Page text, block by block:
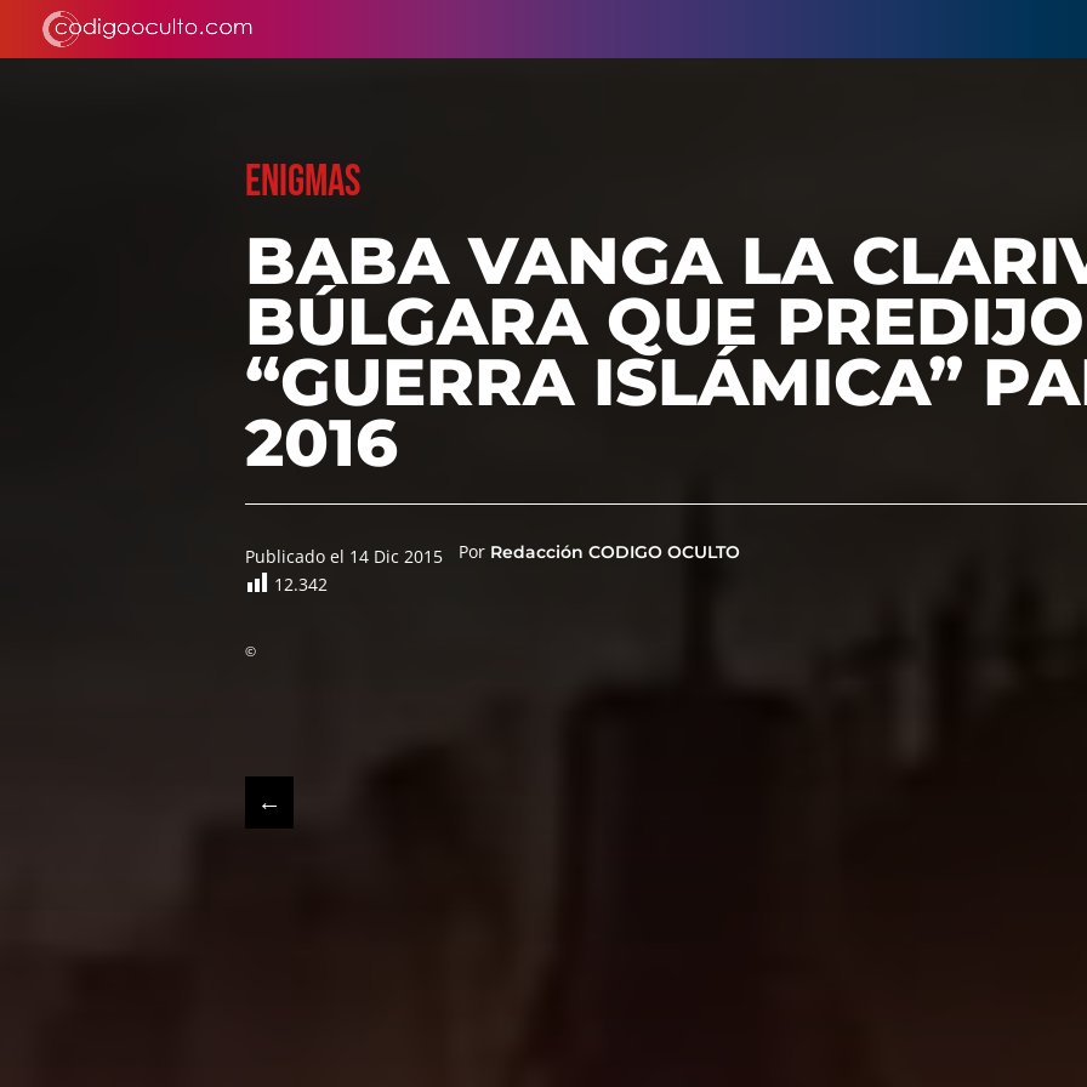
ENIGMAS
BABA VANGA LA
BÚLGARA QUE
“GUERRA ISLÁMICA”
2016
Publicado el 14 Dic 2015 Por Redacción CODIGO OCULTO
12.342
©
←